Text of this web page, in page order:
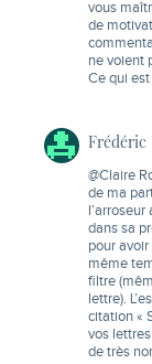
vous
de
ne voient
Ce qui
Frédéric
@Claire
de ma
dans sa
pour
même
filtre
lettre).
citation «
vos
de très